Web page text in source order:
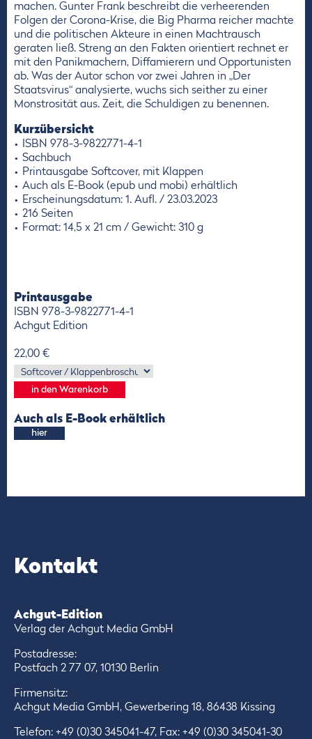
machen. Gunter Frank beschreibt die verheerenden
Folgen der Corona-Krise, die Big Pharma reicher machte
und die politischen Akteure in einen Machtrausch
geraten ließ. Streng an den Fakten orientiert rechnet er
mit den Panikmachern, Diffamierern und Opportunisten
ab. Was der Autor schon vor zwei Jahren in „Der
Staatsvirus“ analysierte, wuchs sich seither zu einer
Monstrosität aus. Zeit, die Schuldigen zu benennen.
Kurzübersicht
ISBN 978-3-9822771-4-1
Sachbuch
Printausgabe Softcover, mit Klappen
Auch als E-Book (epub und mobi) erhältlich
Erscheinungsdatum: 1. Aufl. / 23.03.2023
216 Seiten
Format: 14,5 x 21 cm / Gewicht: 310 g
Printausgabe
ISBN 978-3-9822771-4-1
Achgut Edition
22,00 €
Auch als E-Book erhältlich
hier
Kontakt
Achgut-Edition
Verlag der Achgut Media GmbH
Postadresse:
Postfach 2 77 07, 10130 Berlin
Firmensitz:
Achgut Media GmbH, Gewerbering 18, 86438 Kissing
Telefon: +49 (0)30 345041-47, Fax: +49 (0)30 345041-30